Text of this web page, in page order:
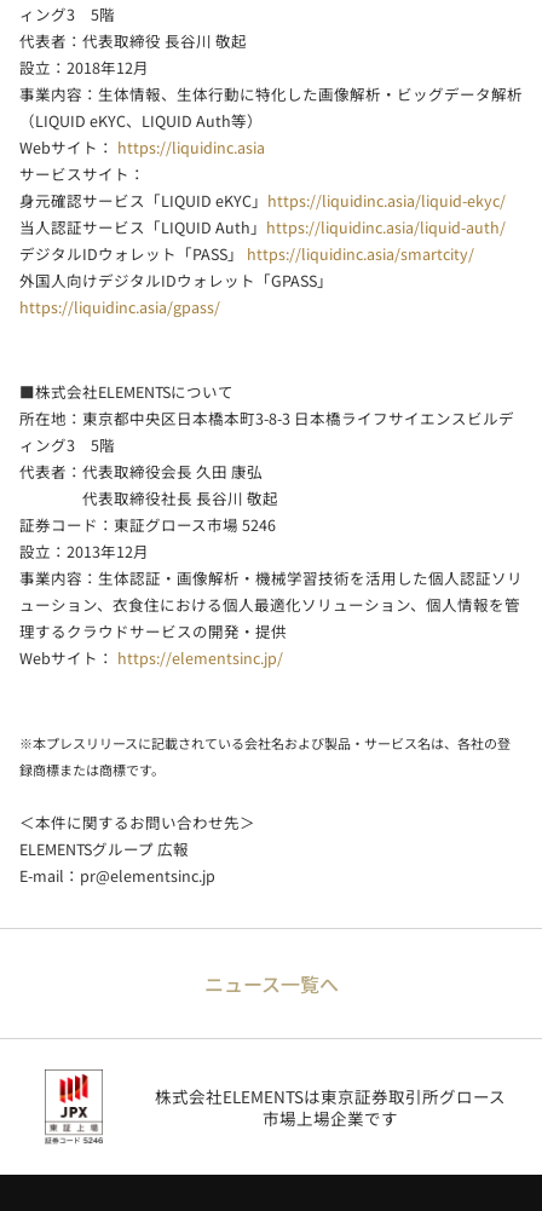
ィング3 5階
代表者：代表取締役 長谷川 敬起
設立：2018年12月
事業内容：生体情報、生体行動に特化した画像解析・ビッグデータ解析
（LIQUID eKYC、LIQUID Auth等）
Webサイト： https://liquidinc.asia
サービスサイト：
身元確認サービス「LIQUID eKYC」 https://liquidinc.asia/liquid-ekyc/
当人認証サービス「LIQUID Auth」 https://liquidinc.asia/liquid-auth/
デジタルIDウォレット「PASS」 https://liquidinc.asia/smartcity/
外国人向けデジタルIDウォレット「GPASS」
https://liquidinc.asia/gpass/
■株式会社ELEMENTSについて
所在地：東京都中央区日本橋本町3-8-3 日本橋ライフサイエンスビルデ
ィング3 5階
代表者：代表取締役会長 久田 康弘
代表取締役社長 長谷川 敬起
証券コード：東証グロース市場 5246
設立：2013年12月
事業内容：生体認証・画像解析・機械学習技術を活用した個人認証ソリ
ューション、衣食住における個人最適化ソリューション、個人情報を管
理するクラウドサービスの開発・提供
Webサイト： https://elementsinc.jp/
※本プレスリリースに記載されている会社名および製品・サービス名は、各社の登
録商標または商標です。
＜本件に関するお問い合わせ先＞
ELEMENTSグループ 広報
E-mail： pr@elementsinc.jp
ニュース一覧へ
株式会社ELEMENTSは東京証券取引所グロース
市場上場企業です